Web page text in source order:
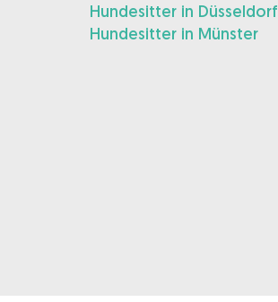
Hundesitter in Düsseldorf
Hundesitter in Münster